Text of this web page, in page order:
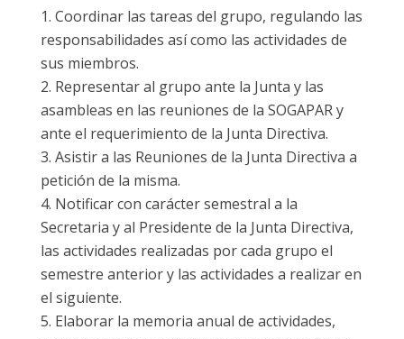
Coordinar las tareas del grupo, regulando las
responsabilidades así como las actividades de
sus miembros.
Representar al grupo ante la Junta y las
asambleas en las reuniones de la SOGAPAR y
ante el requerimiento de la Junta Directiva.
Asistir a las Reuniones de la Junta Directiva a
petición de la misma.
Notificar con carácter semestral a la
Secretaria y al Presidente de la Junta Directiva,
las actividades realizadas por cada grupo el
semestre anterior y las actividades a realizar en
el siguiente.
Elaborar la memoria anual de actividades,